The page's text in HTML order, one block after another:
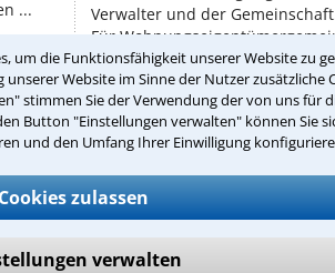
um die Funktionsfähigkeit unserer Website zu
Website im Sinne der Nutzer zusätzliche
stimmen Sie der Verwendung der von uns für
Button "Einstellungen verwalten" können Sie
und den Umfang Ihrer Einwilligung
zulassen
verwalten
...
Verwalter und der
Für
Regeln, niedergelegt ...